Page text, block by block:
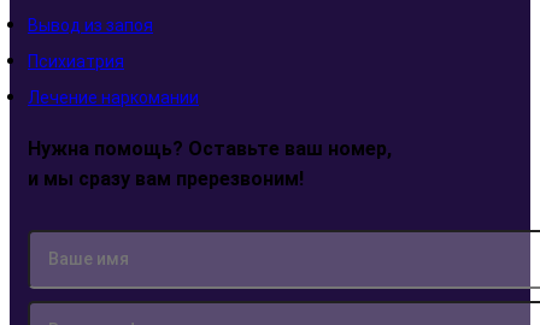
Вывод из запоя
Психиатрия
Лечение наркомании
Нужна помощь? Оставьте ваш номер,
и мы сразу вам пререзвоним!